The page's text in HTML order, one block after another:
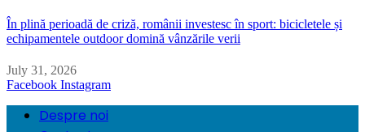
În plină perioadă de criză, românii investesc în sport: bicicletele și
echipamentele outdoor domină vânzările verii
July 31, 2026
Facebook Instagram
Despre noi